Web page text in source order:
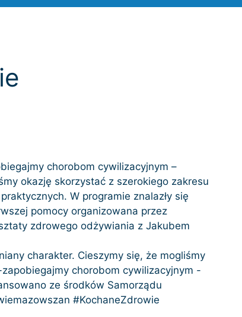
chorobom cywilizacyjnym –
okazję skorzystać z szerokiego zakresu
W programie znalazły się
pomocy organizowana przez
zdrowego odżywiania z Jakubem
charakter. Cieszymy się, że mogliśmy
chorobom cywilizacyjnym -
ze środków Samorządu
#KochaneZdrowie